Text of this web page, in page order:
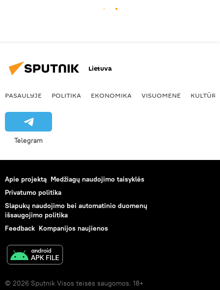
Lietuva
PASAULYJE POLITIKA EKONOMIKA VISUOMENĖ KULTŪRA
Telegram
Apie projektą Medžiagų naudojimo taisyklės
Privatumo politika
Slapukų naudojimo bei automatinio duomenų
išsaugojimo politika
Feedback Kompanijos naujienos
© 2026 Sputnik Visos teisės saugomos. 18+